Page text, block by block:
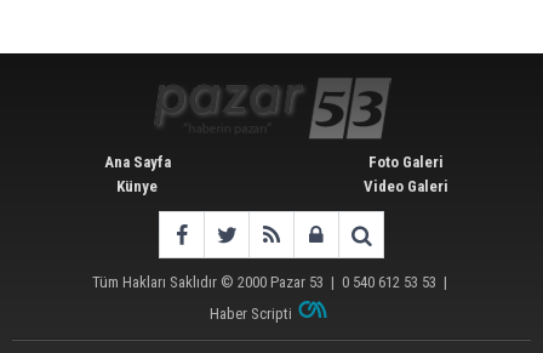
Ana Sayfa
Künye
Foto Galeri
Video Galeri
Tüm Hakları Saklıdır © 2000 Pazar 53 | 0 540 612 53 53 |
Haber Scripti